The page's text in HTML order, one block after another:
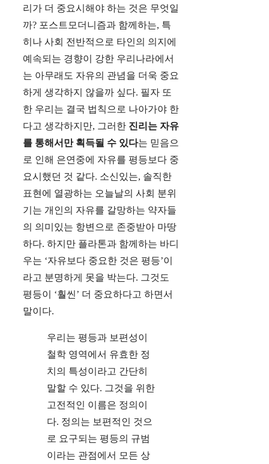
리가 더 중요시해야 하는 것은 무엇일
까? 포스트모더니즘과 함께하는, 특
히나 사회 전반적으로 타인의 의지에
예속되는 경향이 강한 우리나라에서
는 아무래도 자유의 관념을 더욱 중요
하게 생각하지 않을까 싶다. 필자 또
한 우리는 결국 법칙으로 나아가야 한
다고 생각하지만, 그러한 진리는 자유
를 통해서만 획득될 수 있다는 믿음으
로 인해 은연중에 자유를 평등보다 중
요시했던 것 같다. 소신있는, 솔직한
표현에 열광하는 오늘날의 사회 분위
기는 개인의 자유를 갈망하는 약자들
의 의미있는 항변으로 존중받아 마땅
하다. 하지만 플라톤과 함께하는 바디
우는 ‘자유보다 중요한 것은 평등’이
라고 분명하게 못을 박는다. 그것도
평등이 ‘훨씬’ 더 중요하다고 하면서
말이다.
우리는 평등과 보편성이
철학 영역에서 유효한 정
치의 특성이라고 간단히
말할 수 있다. 그것을 위한
고전적인 이름은 정의이
다. 정의는 보편적인 것으
로 요구되는 평등의 규범
이라는 관점에서 모든 상